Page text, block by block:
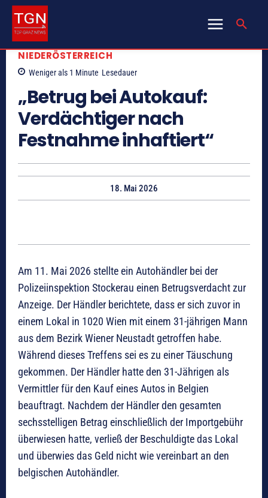
NIEDERÖSTERREICH
Weniger als 1 Minute Lesedauer
„Betrug bei Autokauf:
Verdächtiger nach
Festnahme inhaftiert“
18. Mai 2026
Am 11. Mai 2026 stellte ein Autohändler bei der
Polizeiinspektion Stockerau einen Betrugsverdacht zur
Anzeige. Der Händler berichtete, dass er sich zuvor in
einem Lokal in 1020 Wien mit einem 31-jährigen Mann
aus dem Bezirk Wiener Neustadt getroffen habe.
Während dieses Treffens sei es zu einer Täuschung
gekommen. Der Händler hatte den 31-Jährigen als
Vermittler für den Kauf eines Autos in Belgien
beauftragt. Nachdem der Händler den gesamten
sechsstelligen Betrag einschließlich der Importgebühr
überwiesen hatte, verließ der Beschuldigte das Lokal
und überwies das Geld nicht wie vereinbart an den
belgischen Autohändler.